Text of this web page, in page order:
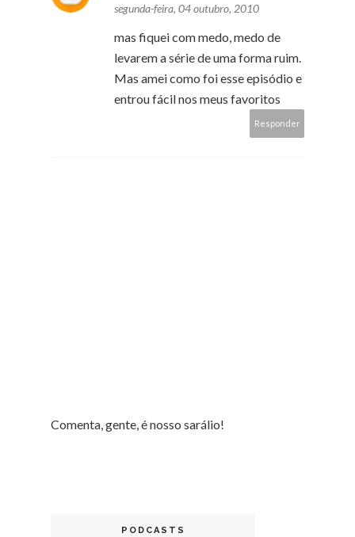
segunda-feira, 04 outubro, 2010
mas fiquei com medo, medo de
levarem a série de uma forma ruim.
Mas amei como foi esse episódio e
entrou fácil nos meus favoritos
Responder
Comenta, gente, é nosso sarálio!
PODCASTS